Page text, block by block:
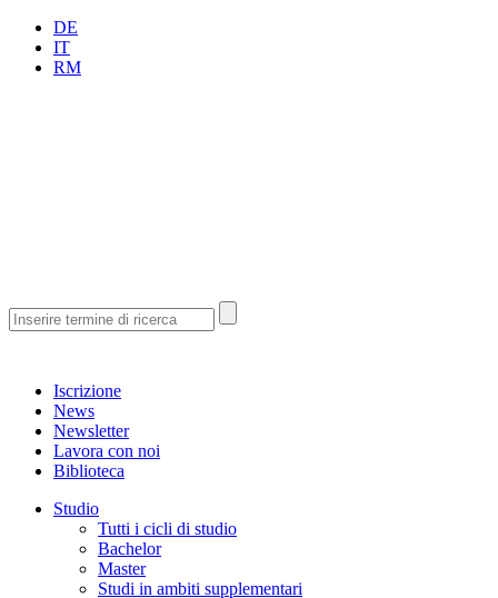
DE
IT
RM
Iscrizione
News
Newsletter
Lavora con noi
Biblioteca
Studio
Tutti i cicli di studio
Bachelor
Master
Studi in ambiti supplementari